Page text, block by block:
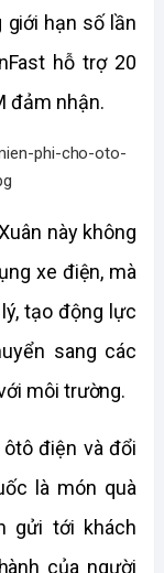
giới hạn số lần
hỗ trợ 20
đảm nhận.
này không
xe điện, mà
tạo động lực
sang các
môi trường.
điện và đổi
là món quà
gửi tới khách
của người